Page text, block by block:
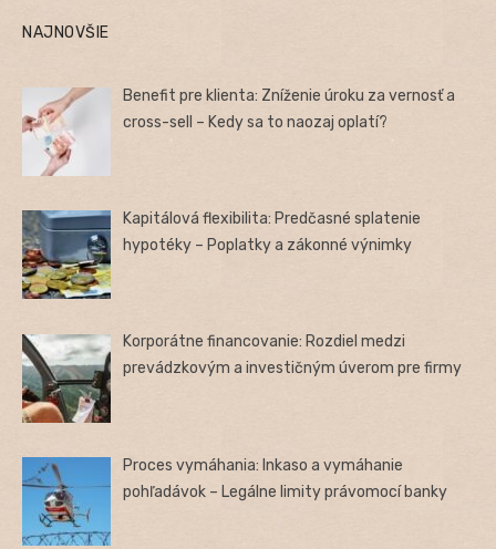
NAJNOVŠIE
Benefit pre klienta: Zníženie úroku za vernosť a
cross-sell – Kedy sa to naozaj oplatí?
Kapitálová flexibilita: Predčasné splatenie
hypotéky – Poplatky a zákonné výnimky
Korporátne financovanie: Rozdiel medzi
prevádzkovým a investičným úverom pre firmy
Proces vymáhania: Inkaso a vymáhanie
pohľadávok – Legálne limity právomocí banky